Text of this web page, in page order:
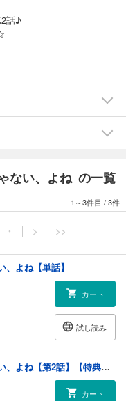
話♪
ない、よね の一覧
1～3件目 /3件
・ > >>
よね【単話】
カート
試し読み
明日はきっと友だちじゃない、よね【第2話】【特典付き】
カート